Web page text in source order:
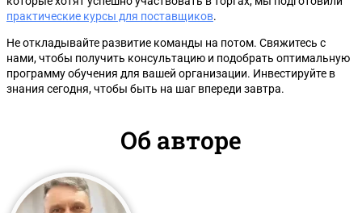
практические курсы для поставщиков.
Не откладывайте развитие команды на потом. Свяжитесь с
нами, чтобы получить консультацию и подобрать оптимальную
программу обучения для вашей организации. Инвестируйте в
знания сегодня, чтобы быть на шаг впереди завтра.
Об авторе